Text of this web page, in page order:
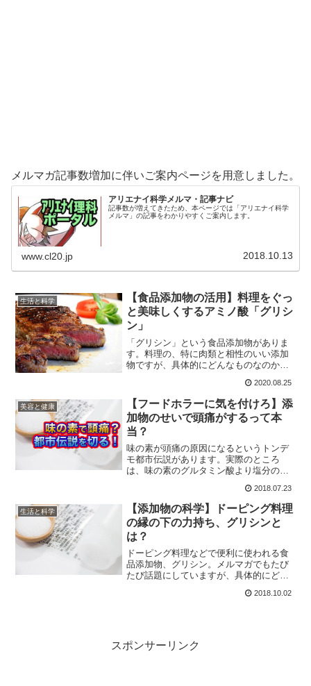
メルマガ記事数増加に伴いご案内ページを用意しました。
アリエナイ科学メルマ・記事ナビ
記事数が増えてきたため、本ページでは「アリエナイ科学
メルマ」の記事をわかりやすくご案内します。
www.cl20.jp 2018.10.13
生活と科学
【食品添加物の活用】料理をぐっ
と美味しくするアミノ酸「グリシ
ン」
「グリシン」という食品添加物がありま
す。料理の、特に肉類と相性のいい添加
物ですが、具体的にどんなものなのか、
炊く時に入れればより美味しく日持ちす
るようになりますし、ステーキソースに
使うのも美味しい。
2020.08.25
美容と健康
【フードホラーに気を付けろ】添
加物のせいで頭痛がするって本
当？
味の素が頭痛の原因になるというトンデ
モ都市伝説があります。実際のところ
は、味の素のグルタミン酸より塩分の方
カニズムが複雑な事もあり、どの成分が
悪者！とは一概には言えないわけです。
2018.07.23
生活と科学
【添加物の科学】ドーピング料理
の縁の下の力持ち、グリシンと
は？
ドーピング料理などで便利に使われる食
品添加物、グリシン。メルマガでもたび
たび話題にしていますが、具体的にどん
ようかと思います。普通にご家庭でもご
2018.10.02
スポンサーリンク